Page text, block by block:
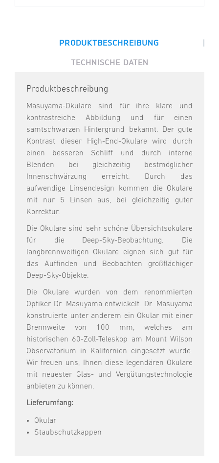
PRODUKTBESCHREIBUNG |
TECHNISCHE DATEN
Produktbeschreibung
Masuyama-Okulare sind für ihre klare und
kontrastreiche Abbildung und für einen
samtschwarzen Hintergrund bekannt. Der gute
Kontrast dieser High-End-Okulare wird durch
einen besseren Schliff und durch interne
Blenden bei gleichzeitig bestmöglicher
Innenschwärzung erreicht. Durch das
aufwendige Linsendesign kommen die Okulare
mit nur 5 Linsen aus, bei gleichzeitig guter
Korrektur.
Die Okulare sind sehr schöne Übersichtsokulare
für die Deep-Sky-Beobachtung. Die
langbrennweitigen Okulare eignen sich gut für
das Auffinden und Beobachten großflächiger
Deep-Sky-Objekte.
Die Okulare wurden von dem renommierten
Optiker Dr. Masuyama entwickelt. Dr. Masuyama
konstruierte unter anderem ein Okular mit einer
Brennweite von 100 mm, welches am
historischen 60-Zoll-Teleskop am Mount Wilson
Observatorium in Kalifornien eingesetzt wurde.
Wir freuen uns, Ihnen diese legendären Okulare
mit neuester Glas- und Vergütungstechnologie
anbieten zu können.
Lieferumfang:
Okular
Staubschutzkappen